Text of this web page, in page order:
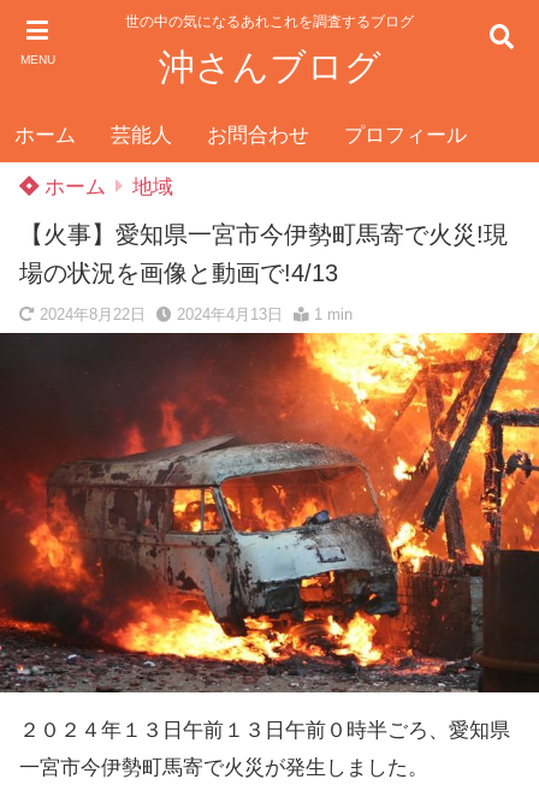
MENU
世の中の気になるあれこれを調査するブログ
沖さんブログ
ホーム 芸能人 お問合わせ プロフィール
ホーム 地域
【火事】愛知県一宮市今伊勢町馬寄で火災!現
場の状況を画像と動画で!4/13
2024年8月22日 2024年4月13日 1 min
２０２４年１３日午前１３日午前０時半ごろ、愛知県
一宮市今伊勢町馬寄で火災が発生しました。